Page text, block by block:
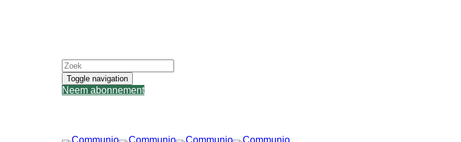
Toggle navigation
Neem abonnement